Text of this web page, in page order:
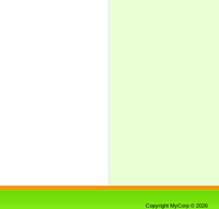
Copyright MyCorp © 2026